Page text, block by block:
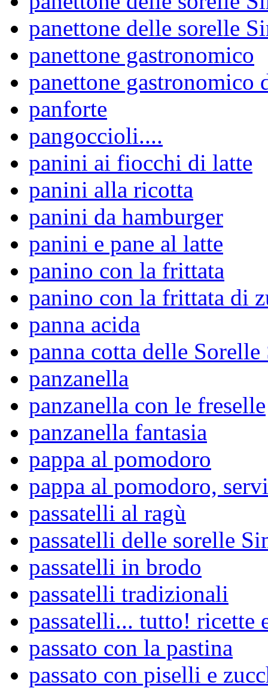
panettone delle sorelle
panettone gastronomico
panettone gastronomico
panforte
pangoccioli....
panini ai fiocchi di latte
panini alla ricotta
panini da hamburger
panini e pane al latte
panino con la frittata
panino con la frittata di
panna acida
panna cotta delle
panzanella
panzanella con le freselle
panzanella fantasia
pappa al pomodoro
pappa al pomodoro,
passatelli al ragù
passatelli delle sorelle
passatelli in brodo
passatelli tradizionali
passatelli... tutto! ricette
passato con la pastina
passato con piselli e